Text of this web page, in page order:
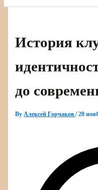
История
до
ByАлексей Горчаков/28